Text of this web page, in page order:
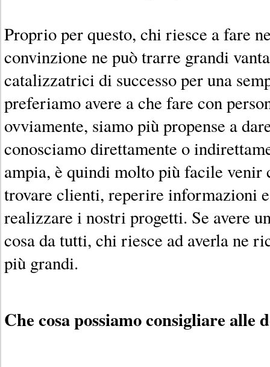
Proprio per questo, chi riesce a fare
convinzione ne può trarre grandi
catalizzatrici di successo per una
preferiamo avere a che fare con
ovviamente, siamo più propense a
conosciamo direttamente o
ampia, è quindi molto più facile
trovare clienti, reperire informazioni
realizzare i nostri progetti. Se avere
cosa da tutti, chi riesce ad averla ne
più grandi.
Che cosa possiamo consigliare alle